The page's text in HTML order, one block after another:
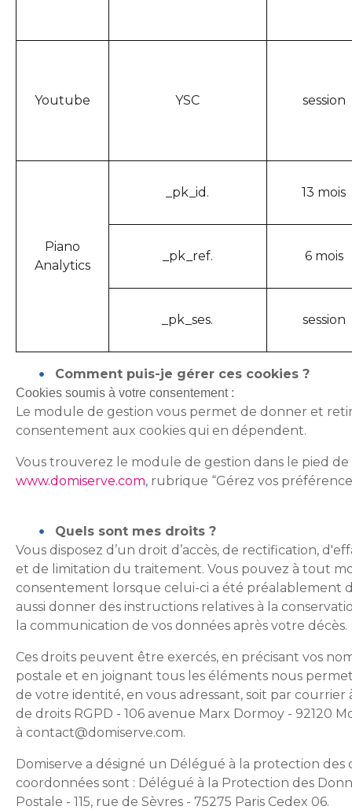
Youtube YSC session
Piano
Analytics
_pk_id. 13 mois
_pk_ref. 6 mois
_pk_ses. session
Comment puis-je gérer ces cookies ?
Cookies soumis à votre consentement :
Le module de gestion vous permet de donner et
consentement aux cookies qui en dépendent.
Vous trouverez le module de gestion dans le pied
www.domiserve.com, rubrique “Gérez vos
Quels sont mes droits ?
Vous disposez d’un droit d’accès, de rectification,
et de limitation du traitement. Vous pouvez à tout
consentement lorsque celui-ci a été préalablement
aussi donner des instructions relatives à la
la communication de vos données après votre décès.
Ces droits peuvent être exercés, en précisant vos
postale et en joignant tous les éléments nous
de votre identité, en vous adressant, soit par courrier
de droits RGPD - 106 avenue Marx Dormoy - 92120
à contact@domiserve.com.
Domiserve a désigné un Délégué à la protection des
coordonnées sont : Délégué à la Protection des
Postale - 115, rue de Sèvres - 75275 Paris Cedex 06.